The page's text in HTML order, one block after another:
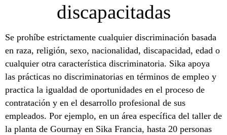
discapacitadas
Se prohíbe estrictamente cualquier discriminación basada
en raza, religión, sexo, nacionalidad, discapacidad, edad o
cualquier otra característica discriminatoria. Sika apoya
las prácticas no discriminatorias en términos de empleo y
practica la igualdad de oportunidades en el proceso de
contratación y en el desarrollo profesional de sus
empleados. Por ejemplo, en un área específica del taller de
la planta de Gournay en Sika Francia, hasta 20 personas